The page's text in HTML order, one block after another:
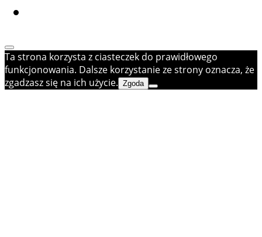
Ta strona korzysta z ciasteczek do prawidłowego
funkcjonowania. Dalsze korzystanie ze strony oznacza, że
zgadzasz się na ich użycie. Zgoda